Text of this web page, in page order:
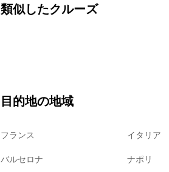
類似したクルーズ
目的地の地域
フランス イタリア
バルセロナ ナポリ